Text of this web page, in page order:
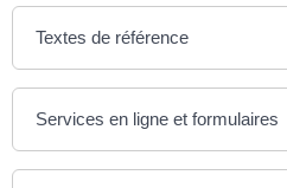
Textes de référence
Services en ligne et formulaires